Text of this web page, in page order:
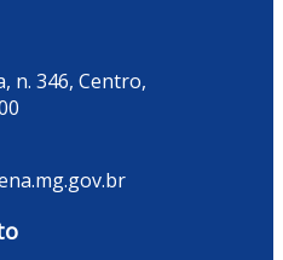
n. 346, Centro,